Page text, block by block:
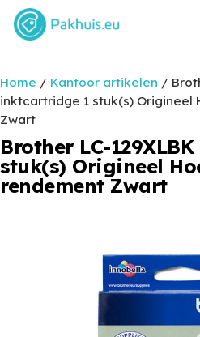
Home / Kantoor artikelen /
inktcartridge 1 stuk(s) Origineel
Zwart
Brother LC-
stuk(s) Origineel
rendement Zwart